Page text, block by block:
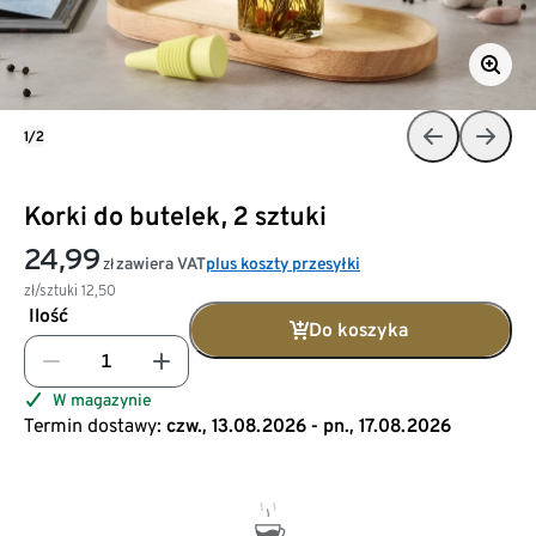
Korki do butelek, 2 sztuki
24,99 zł
zł/sztuki 12,50
zawiera VATplus koszty przesyłki
Ilość
Do koszyka
W magazynie
Termin dostawy: czw., 13.08.2026 - pn., 17.08.2026
1/2